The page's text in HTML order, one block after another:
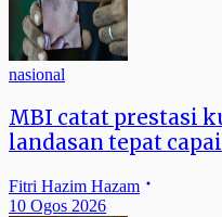
nasional
MBI catat prestasi
landasan tepat
Fitri Hazim Hazam
10 Ogos 2026